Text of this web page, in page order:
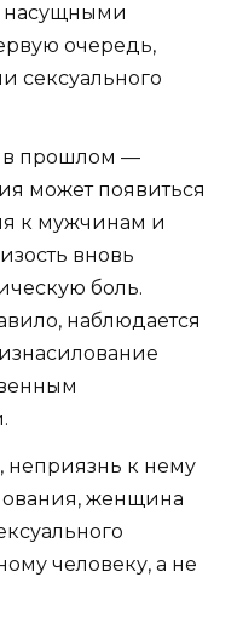
насущными
очередь,
сексуального
в прошлом —
может появиться
к мужчинам и
вновь
боль.
наблюдается
неприязнь к нему
женщина
человеку, а не